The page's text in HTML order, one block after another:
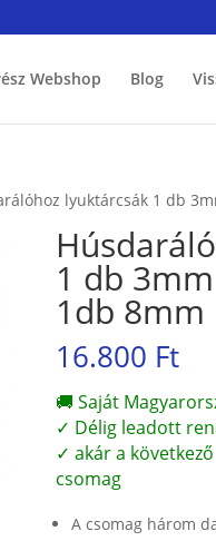
Webshop Blog
lyuktárcsák 1 db
1 db
1db 8mm
16.800 Ft
🚚 Saját
✓ Délig leadott
✓ akár a
csomag
A csomag három